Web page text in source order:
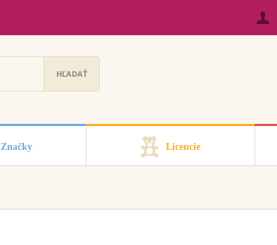
Značky Licencie